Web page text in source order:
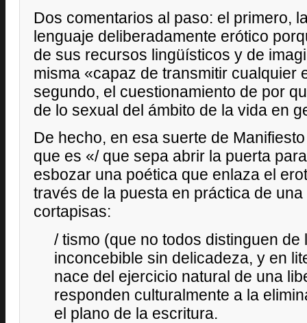
Dos comentarios al paso: el primero,
lenguaje deliberadamente erótico
de sus recursos lingüísticos y de
misma «capaz de transmitir cualquier
segundo, el cuestionamiento de por
de lo sexual del ámbito de la vida en
De hecho, en esa suerte de
que es «/ que sepa abrir la puerta
esbozar una poética que enlaza el
través de la puesta en práctica de
cortapisas:
/ tismo (que no todos distinguen
inconcebible sin delicadeza, y en
nace del ejercicio natural de una
responden culturalmente a la
el plano de la escritura.